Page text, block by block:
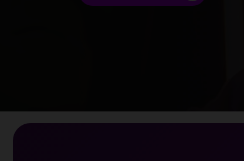
Más información +